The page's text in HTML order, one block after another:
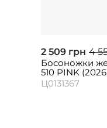
2 509 грн 4
Босоножки
510 PINK
Ц0131367